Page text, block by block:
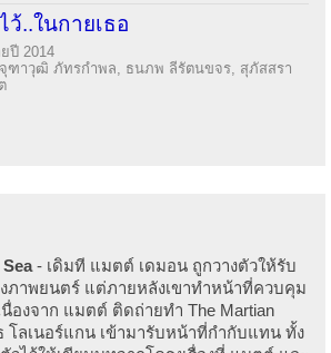
ว้..ในกายเธอ
ปี 2014
จุฑาวุฒิ ภัทรกำพล, ธนภพ ลีรัตนขจร, สุภัสสรา
- เดิมที แมตต์ เดมอน ถูกวางตัวให้รับ
ภาพยนตร์ แต่ภายหลังเขาทำหน้าที่ควบคุม
นื่องจาก แมตต์ ติดถ่ายทำ The Martian
โลเนอร์แกน เข้ามารับหน้าที่กำกับแทน ทั้ง